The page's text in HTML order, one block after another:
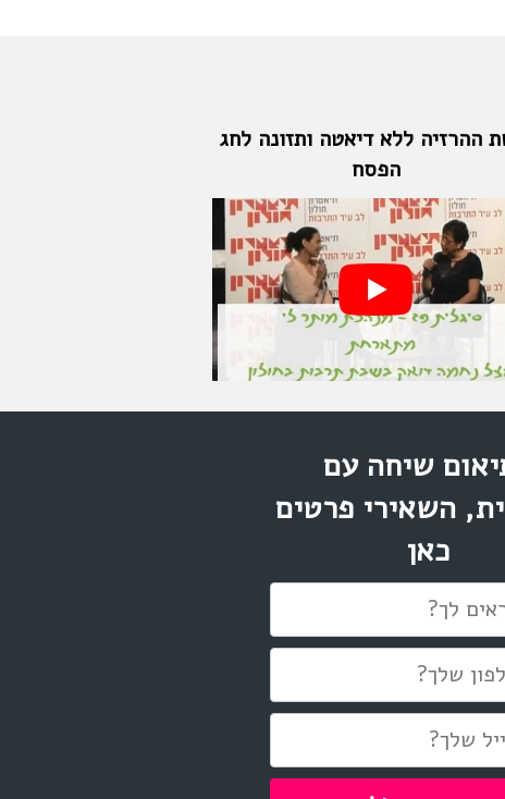
ההרזיה ללא דיאטה ותזונה לחג
הפסח
שיחה עם
השאירי פרטים
כאן